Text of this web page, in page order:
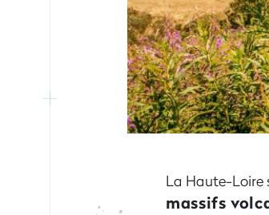
La Haute-Loire
massifs